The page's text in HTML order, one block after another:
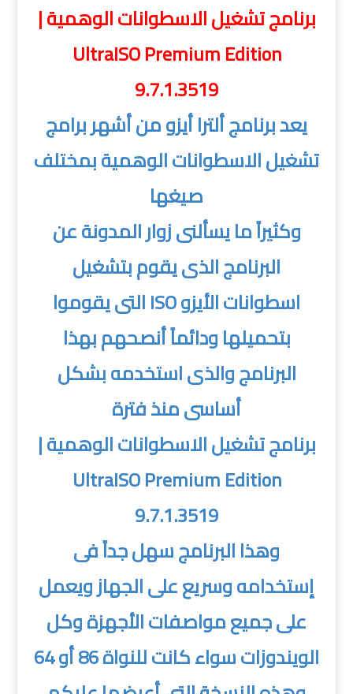
برنامج تشغيل الاسطوانات الوهمية |
UltraISO Premium Edition
9.7.1.3519
يعد برنامج ألترا أيزو من أشهر برامج
تشغيل الاسطوانات الوهمية بمختلف
صيغها
وكثيراً ما يسألنى زوار المدونة عن
البرنامج الذى يقوم بتشغيل
اسطوانات الأيزو ISO التى يقوموا
بتحميلها ودائماً أنصحهم بهذا
البرنامج والذى استخدمه بشكل
أساسى منذ فترة
برنامج تشغيل الاسطوانات الوهمية |
UltraISO Premium Edition
9.7.1.3519
وهذا البرنامج سهل جداً فى
إستخدامه وسريع على الجهاز ويعمل
على جميع مواصفات الأجهزة وكل
الويندوزات سواء كانت للنواة 86 أو 64